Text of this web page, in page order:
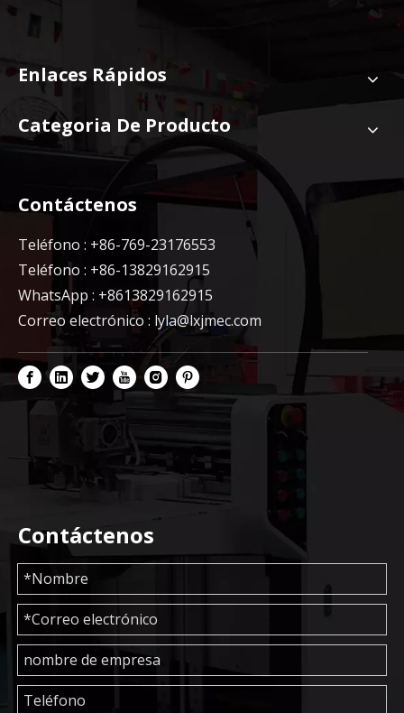
Enlaces Rápidos
Categoria De Producto
Contáctenos
Teléfono : +86-769-23176553
Teléfono : +86-13829162915
WhatsApp : +8613829162915
Correo electrónico : lyla@lxjmec.com
Contáctenos